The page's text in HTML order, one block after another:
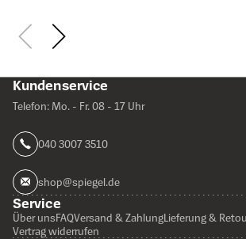
Kundenservice
Telefon: Mo. - Fr. 08 - 17 Uhr
040 3007 3510
shop@spiegel.de
Service
Über unsFAQVersand & ZahlungLieferung &
Vertrag widerrufen